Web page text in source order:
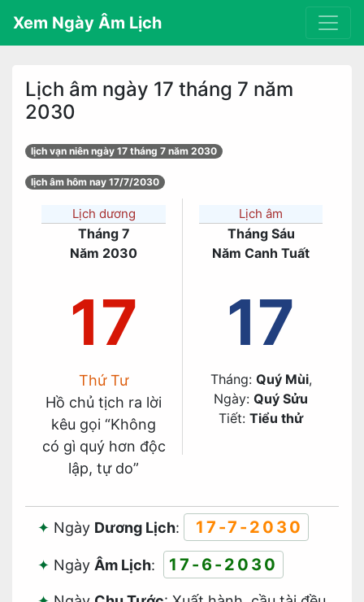
Xem Ngày Âm Lịch
Lịch âm ngày 17 tháng 7 năm
2030
lịch vạn niên ngày 17 tháng 7 năm 2030
lịch âm hôm nay 17/7/2030
Lịch dương
Tháng 7
Năm 2030
17
Thứ Tư
Hồ chủ tịch ra lời
kêu gọi “Không
có gì quý hơn độc
lập, tự do”
Lịch âm
Tháng Sáu
Năm Canh Tuất
17
Tháng: Quý Mùi,
Ngày: Quý Sửu
Tiết: Tiểu thử
Ngày Dương Lịch: 17-7-2030
Ngày Âm Lịch: 17-6-2030